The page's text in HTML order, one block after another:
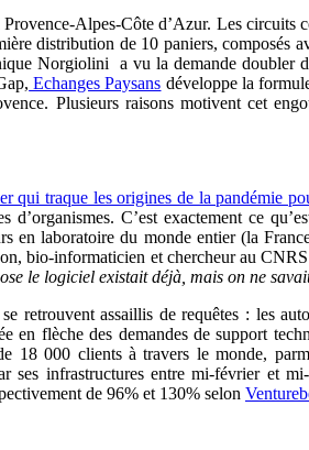
Provence-Alpes-Côte d’Azur. Les circuits
distribution de 10 paniers, composés
Norgiolini a vu la demande doubler
Echanges Paysans développe la
Plusieurs raisons motivent cet
traque les origines de la pandémie
C’est exactement ce
en laboratoire du monde entier (la
bio-informaticien et chercheur au
le logiciel existait déjà, mais on ne
retrouvent assaillis de requêtes : les
en flèche des demandes de support
18 000 clients à travers le monde,
ses infrastructures entre mi-février et
de 96% et 130% selon